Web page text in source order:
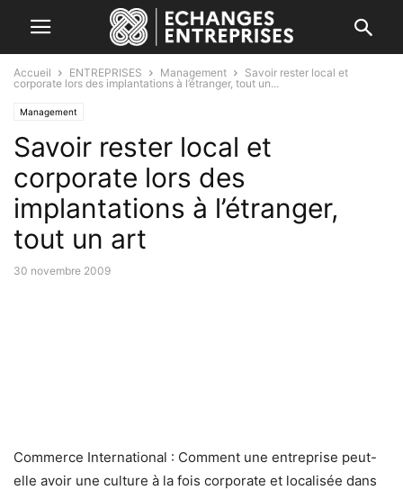
Accueil ENTREPRISES Management
Savoir rester local et
corporate lors des implantations à l’étranger, tout un...
Management
Savoir rester local et
corporate lors des
implantations à l’étranger,
tout un art
30 novembre 2009
Commerce International : Comment une entreprise peut-
elle avoir une culture à la fois corporate et localisée dans